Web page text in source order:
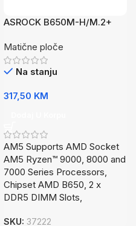
ASROCK B650M-H/M.2+
Matične ploče
Na stanju
317,50 KM
AM5 Supports AMD Socket
AM5 Ryzen™ 9000, 8000 and
7000 Series Processors,
Chipset AMD B650, 2 x
DDR5 DIMM Slots,
SKU: 37222